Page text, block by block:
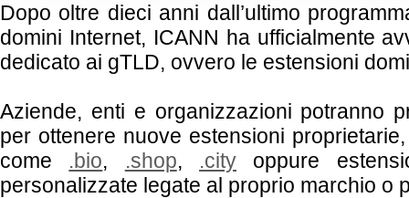
Dopo oltre dieci anni dall’ultimo
domini Internet, ICANN ha ufficialmente
dedicato ai gTLD, ovvero le estensioni
Aziende, enti e organizzazioni potranno
per ottenere nuove estensioni
come .bio, .shop, .city oppure
personalizzate legate al proprio marchio o